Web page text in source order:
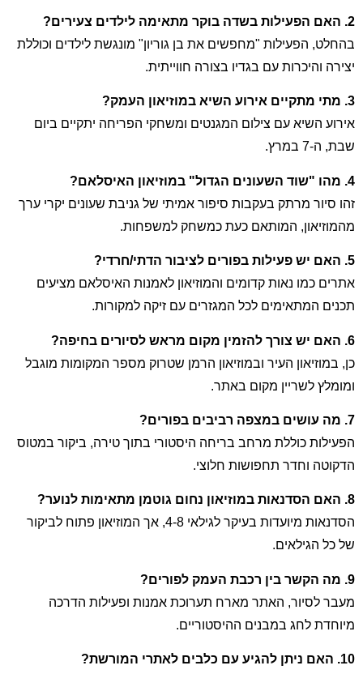
2. האם הפעילות בשדה בוקר מתאימה לילדים צעירים?
בהחלט, הפעילות "מחפשים את בן גוריון" מונגשת לילדים וכוללת
יצירה והיכרות עם בגדיו בצורה חווייתית.
3. מתי מתקיים אירוע השיא במוזיאון העמק?
אירוע השיא עם צילום המגנטים ומשחקי הפריחה יתקיים ביום
שבת, ה-7 במרץ.
4. מהו "שוד השעונים הגדול" במוזיאון האיסלאם?
זהו סיור מרתק בעקבות סיפור אמיתי של גניבת שעונים יקרי ערך
מהמוזיאון, המותאם כעת כמשחק למשפחות.
5. האם יש פעילות בפורים לציבור הדתי/חרדי?
אתרים כמו נאות קדומים והמוזיאון לאמנות האיסלאם מציעים
תכנים המתאימים לכל המגזרים עם זיקה למקורות.
6. האם יש צורך להזמין מקום מראש לסיורים בחיפה?
כן, במוזיאון העיר ובמוזיאון הרמן שטרוק מספר המקומות מוגבל
ומומלץ לשריין מקום באתר.
7. מה עושים במצפה רביבים בפורים?
הפעילות כוללת מרחב בריחה היסטורי בתוך טירה, ביקור במטוס
הדקוטה וחדר תחפושות חלוצי.
8. האם הסדנאות במוזיאון נחום גוטמן מתאימות לנוער?
הסדנאות מיועדות בעיקר לגילאי 4-8, אך המוזיאון פתוח לביקור
של כל הגילאים.
9. מה הקשר בין רכבת העמק לפורים?
מעבר לסיור, האתר מארח תערוכת אמנות ופעילות הדרכה
מיוחדת לחג במבנים ההיסטוריים.
10. האם ניתן להגיע עם כלבים לאתרי המורשת?